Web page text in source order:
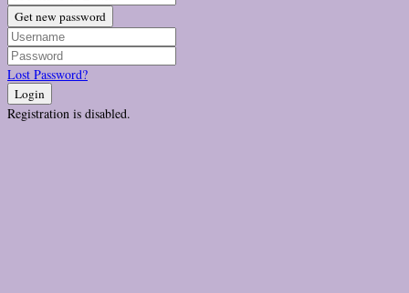
Get new password
Lost Password?
Login
Registration is disabled.